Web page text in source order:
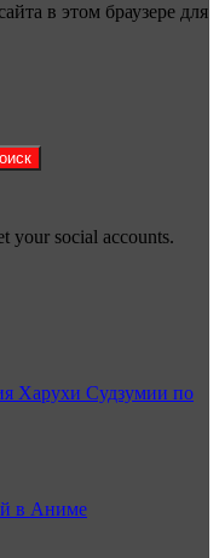
в этом браузере для
your social accounts.
Харухи Судзумии по
в Аниме